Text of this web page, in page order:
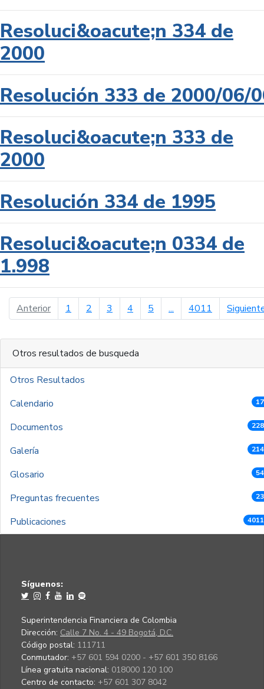
Resoluci&oacute;n 334 de
2000
Resolución 333 de 2000/06/
Resoluci&oacute;n 333 de
2000
Resolución 334 de 1995
Resoluci&oacute;n 0334 de
1.998
Anteriorpágina anterior
1 2 3 4 5 ... 4011
Otros resultados de busqueda
Otros Resultados
Calendario
Documentos
Galería
Glosario
Preguntas frecuentes
Publicaciones
Síguenos:
Superintendencia Financiera de Colombia
Dirección: Calle 7 No. 4 - 49 Bogotá, D.C.
Código postal: 111711
Conmutador: +57 601 594 0200 - +57 601 350 8166
Línea gratuita nacional: 018000 120 100
Centro de contacto: +57 601 307 8042